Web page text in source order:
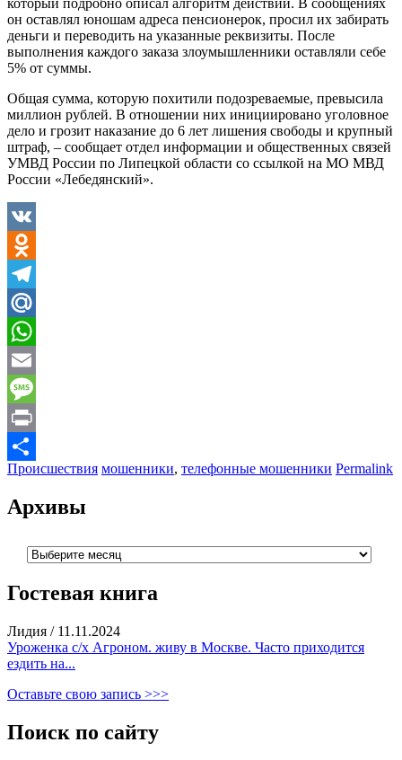
который подробно описал алгоритм действий. В сообщениях
он оставлял юношам адреса пенсионерок, просил их забирать
деньги и переводить на указанные реквизиты. После
выполнения каждого заказа злоумышленники оставляли себе
5% от суммы.
Общая сумма, которую похитили подозреваемые, превысила
миллион рублей. В отношении них инициировано уголовное
дело и грозит наказание до 6 лет лишения свободы и крупный
штраф, – сообщает отдел информации и общественных связей
УМВД России по Липецкой области со ссылкой на МО МВД
России «Лебедянский».
VK
Odnoklassniki
Telegram
Mail.Ru
WhatsApp
Email
Message
Print
Отправить
Происшествия мошенники, телефонные мошенники Permalink
Архивы
Архивы
Гостевая книга
Лидия / 11.11.2024
Уроженка с/х Агроном. живу в Москве. Часто приходится
ездить на...
Оставьте свою запись >>>
Поиск по сайту